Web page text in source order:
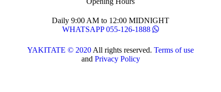
Daily 9:00 AM to 12:00 MIDNIGHT
WHATSAPP 055-126-1888
YAKITATE © 2020 All rights reserved. Terms of use
and Privacy Policy